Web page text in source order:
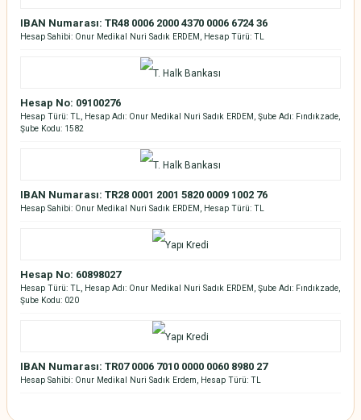
IBAN Numarası: TR48 0006 2000 4370 0006 6724 36
Hesap Sahibi: Onur Medikal Nuri Sadık ERDEM, Hesap Türü: TL
Hesap No: 09100276
Hesap Türü: TL, Hesap Adı: Onur Medikal Nuri Sadık ERDEM, Şube Adı: Fındıkzade,
Şube Kodu: 1582
IBAN Numarası: TR28 0001 2001 5820 0009 1002 76
Hesap Sahibi: Onur Medikal Nuri Sadık ERDEM, Hesap Türü: TL
Hesap No: 60898027
Hesap Türü: TL, Hesap Adı: Onur Medikal Nuri Sadık ERDEM, Şube Adı: Fındıkzade,
Şube Kodu: 020
IBAN Numarası: TR07 0006 7010 0000 0060 8980 27
Hesap Sahibi: Onur Medikal Nuri Sadık Erdem, Hesap Türü: TL